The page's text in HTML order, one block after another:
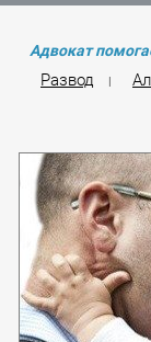
Адвокат
Развод |